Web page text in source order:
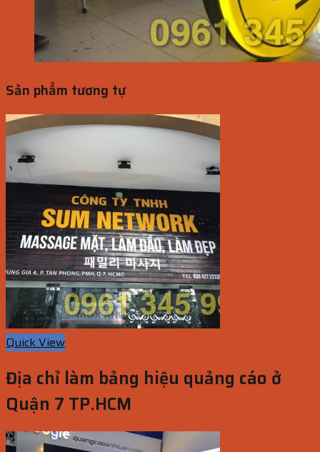
Sản phẩm tương tự
Quick View
Địa chỉ làm bảng hiệu quảng cáo ở
Quận 7 TP.HCM